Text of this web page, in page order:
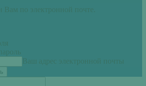
Вам по электронной почте.
Ваш адрес электронной почты